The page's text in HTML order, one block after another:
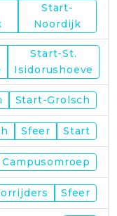
Start-
Noordijk
Start-St.
Isidorushoeve
Start-Grolsch
Sfeer Start
Campusomroep
Sfeer